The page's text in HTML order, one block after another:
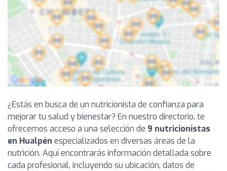
¿Estás en busca de un nutricionista de confianza para
mejorar tu salud y bienestar? En nuestro directorio, te
ofrecemos acceso a una selección de 9 nutricionistas
en Hualpén especializados en diversas áreas de la
nutrición. Aquí encontrarás información detallada sobre
cada profesional, incluyendo su ubicación, datos de